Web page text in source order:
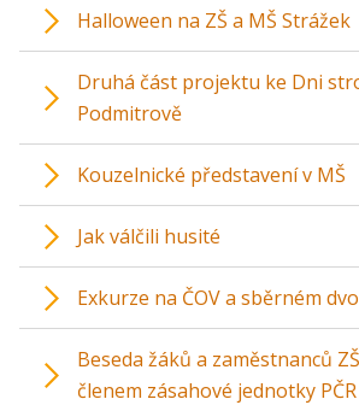
Halloween na ZŠ a MŠ Strážek
Druhá část projektu ke Dni
Podmitrově
Kouzelnické představení v MŠ
Jak válčili husité
Exkurze na ČOV a sběrném
Beseda žáků a zaměstnanců
členem zásahové jednotky PČR